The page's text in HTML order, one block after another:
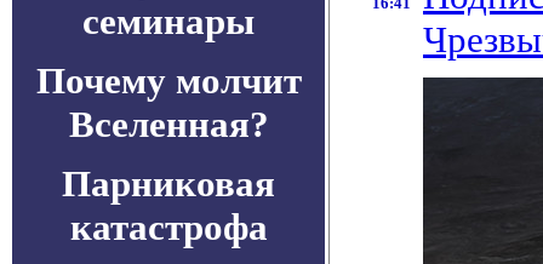
семинары
Почему молчит
Вселенная?
Парниковая
катастрофа